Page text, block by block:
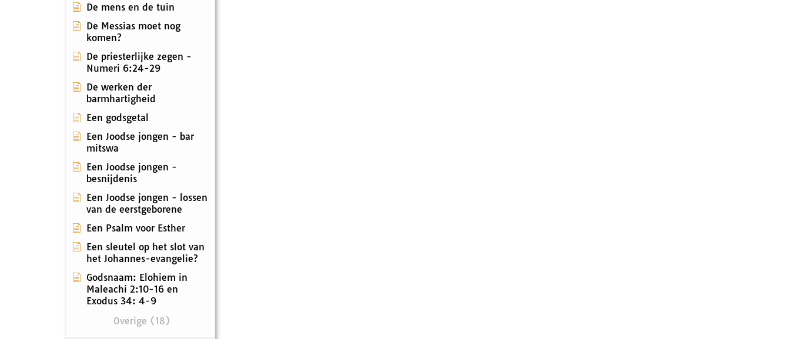
De mens en de tuin
De Messias moet nog
komen?
De priesterlijke zegen -
Numeri 6:24-29
De werken der
barmhartigheid
Een godsgetal
Een Joodse jongen - bar
mitswa
Een Joodse jongen -
besnijdenis
Een Joodse jongen - lossen
van de eerstgeborene
Een Psalm voor Esther
Een sleutel op het slot van
het Johannes-evangelie?
Godsnaam: Elohiem in
Maleachi 2:10-16 en
Exodus 34: 4-9
Overige (18)